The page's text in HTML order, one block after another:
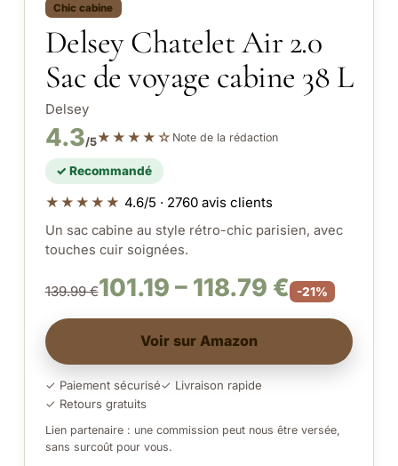
Chic cabine
Delsey Chatelet Air 2.0
Sac de voyage cabine 38 L
Delsey
4.3/5★★★★☆ Note de la rédaction
✓ Recommandé
★★★★★ 4.6/5 · 2760 avis clients
Un sac cabine au style rétro-chic parisien, avec
touches cuir soignées.
139.99 €101.19 – 118.79 € -21%
Voir sur Amazon
✓ Paiement sécurisé✓ Livraison rapide
✓ Retours gratuits
Lien partenaire : une commission peut nous être versée,
sans surcoût pour vous.